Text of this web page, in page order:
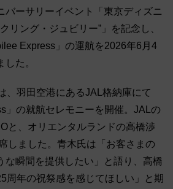
バーサリーイベント「東京ディズニ
リング・ジュビリー”」を記念し、
Express」の運航を2026年6月4
た。
、羽田空港にあるJAL格納庫にて
」の就航セレモニーを開催。JALの
と、オリエンタルランドの高橋渉
しました。青木氏は「お客さまの
な瞬間を提供したい」と語り、高橋
周年の祝祭感を感じてほしい」と期